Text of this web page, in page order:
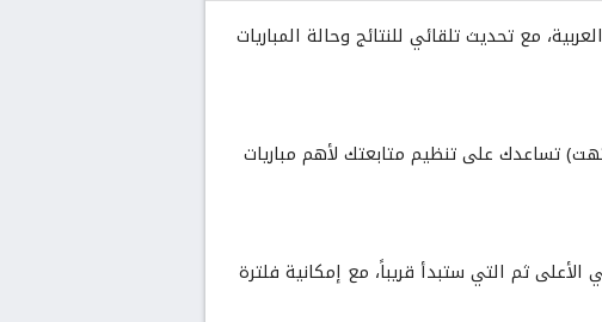
مع تحديث تلقائي للنتائج وحالة المباريات
تساعدك على تنظيم متابعتك لأهم مباريات
ثم التي ستبدأ قريباً، مع إمكانية فلترة